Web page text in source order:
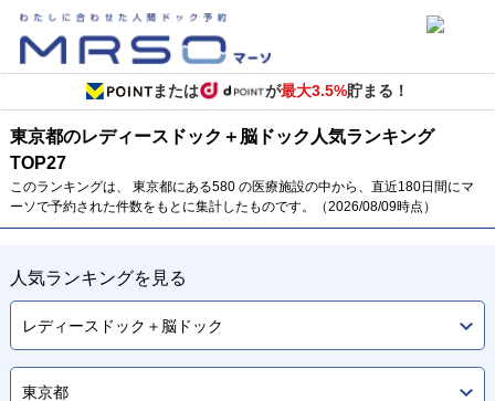
または が最大3.5%貯まる！
東京都のレディースドック＋脳ドック 人気ランキング
TOP27
このランキングは、 東京都にある580 の医療施設の中から、直近180日間にマ
ーソで予約された件数をもとに集計したものです。（2026/08/09時点）
人気ランキングを見る